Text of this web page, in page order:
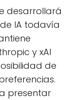
desarrollará
IA todavía
y xAI
de
presentar